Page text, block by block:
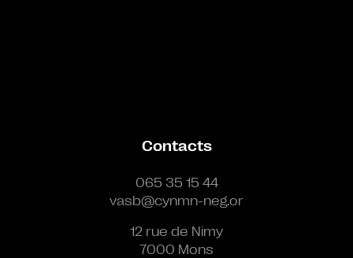
Contacts
065 35 15 44
vasb@cynmn-neg.or
12 rue de Nimy
7000 Mons